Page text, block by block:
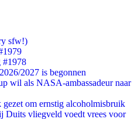
sfw!)
#1978
2027 is begonnen
wil als NASA-ambassadeur naar
om ernstig alcoholmisbruik
Duits vliegveld voedt vrees voor